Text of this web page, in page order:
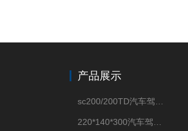
产品展示